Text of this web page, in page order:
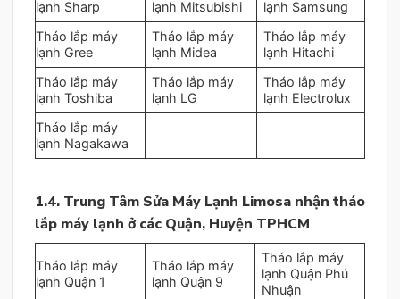
lạnh Sharp
lạnh Mitsubishi
lạnh Samsung
Tháo lắp máy
lạnh Gree
Tháo lắp máy
lạnh Midea
Tháo lắp máy
lạnh Hitachi
Tháo lắp máy
lạnh Toshiba
Tháo lắp máy
lạnh LG
Tháo lắp máy
lạnh Electrolux
Tháo lắp máy
lạnh Nagakawa
1.4. Trung Tâm Sửa Máy Lạnh Limosa nhận tháo
lắp máy lạnh ở các Quận, Huyện TPHCM
Tháo lắp máy
lạnh Quận 1
Tháo lắp máy
lạnh Quận 9
Tháo lắp máy
lạnh Quận Phú
Nhuận